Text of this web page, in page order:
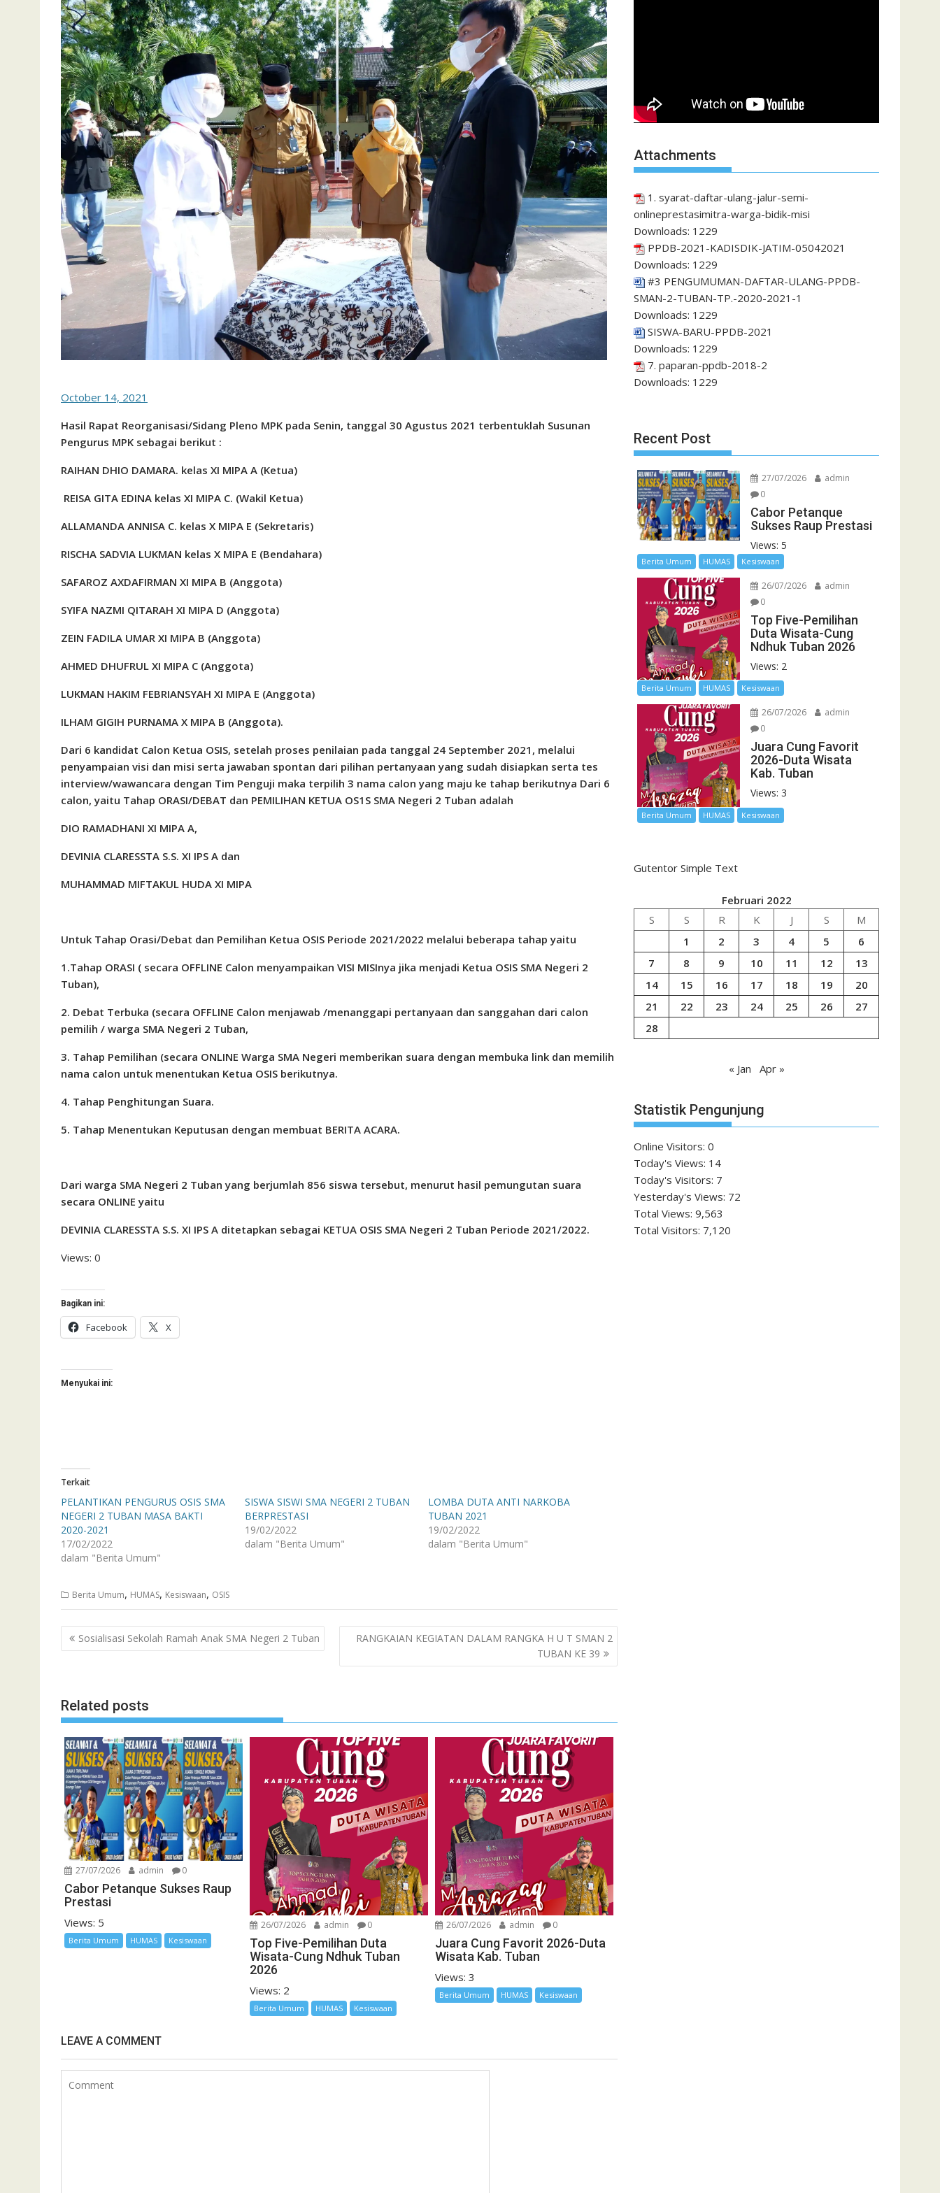
October 14, 2021
Hasil Rapat Reorganisasi/Sidang Pleno MPK pada Senin, tanggal 30 Agustus 2021 terbentuklah Susunan
Pengurus MPK sebagai berikut :
RAIHAN DHIO DAMARA. kelas XI MIPA A (Ketua)
REISA GITA EDINA kelas XI MIPA C. (Wakil Ketua)
ALLAMANDA ANNISA C. kelas X MIPA E (Sekretaris)
RISCHA SADVIA LUKMAN kelas X MIPA E (Bendahara)
SAFAROZ AXDAFIRMAN XI MIPA B (Anggota)
SYIFA NAZMI QITARAH XI MIPA D (Anggota)
ZEIN FADILA UMAR XI MIPA B (Anggota)
AHMED DHUFRUL XI MIPA C (Anggota)
LUKMAN HAKIM FEBRIANSYAH XI MIPA E (Anggota)
ILHAM GIGIH PURNAMA X MIPA B (Anggota).
Dari 6 kandidat Calon Ketua OSIS, setelah proses penilaian pada tanggal 24 September 2021, melalui
penyampaian visi dan misi serta jawaban spontan dari pilihan pertanyaan yang sudah disiapkan serta tes
interview/wawancara dengan Tim Penguji maka terpilih 3 nama calon yang maju ke tahap berikutnya Dari 6
calon, yaitu Tahap ORASI/DEBAT dan PEMILIHAN KETUA OS1S SMA Negeri 2 Tuban adalah
DIO RAMADHANI XI MIPA A,
DEVINIA CLARESSTA S.S. XI IPS A dan
MUHAMMAD MIFTAKUL HUDA XI MIPA
Untuk Tahap Orasi/Debat dan Pemilihan Ketua OSIS Periode 2021/2022 melalui beberapa tahap yaitu
1.Tahap ORASI ( secara OFFLINE Calon menyampaikan VISI MISInya jika menjadi Ketua OSIS SMA Negeri 2
Tuban),
2. Debat Terbuka (secara OFFLINE Calon menjawab /menanggapi pertanyaan dan sanggahan dari calon
pemilih / warga SMA Negeri 2 Tuban,
3. Tahap Pemilihan (secara ONLINE Warga SMA Negeri memberikan suara dengan membuka link dan memilih
nama calon untuk menentukan Ketua OSIS berikutnya.
4. Tahap Penghitungan Suara.
5. Tahap Menentukan Keputusan dengan membuat BERITA ACARA.
Dari warga SMA Negeri 2 Tuban yang berjumlah 856 siswa tersebut, menurut hasil pemungutan suara
secara ONLINE yaitu
DEVINIA CLARESSTA S.S. XI IPS A ditetapkan sebagai KETUA OSIS SMA Negeri 2 Tuban Periode 2021/2022.
Views: 0
Bagikan ini:
Facebook X
Menyukai ini:
Terkait
PELANTIKAN PENGURUS OSIS SMA
NEGERI 2 TUBAN MASA BAKTI
2020-2021
17/02/2022
dalam "Berita Umum"
SISWA SISWI SMA NEGERI 2 TUBAN
BERPRESTASI
19/02/2022
dalam "Berita Umum"
LOMBA DUTA ANTI NARKOBA
TUBAN 2021
19/02/2022
dalam "Berita Umum"
Berita Umum, HUMAS, Kesiswaan, OSIS
Navigasi
pos
Sosialisasi Sekolah Ramah Anak SMA Negeri 2 Tuban
RANGKAIAN KEGIATAN DALAM RANGKA H U T SMAN 2
TUBAN KE 39
Related posts
27/07/2026 admin 0
Cabor Petanque Sukses Raup
Prestasi
Views: 5
Berita Umum HUMAS Kesiswaan
26/07/2026 admin 0
Top Five-Pemilihan Duta
Wisata-Cung Ndhuk Tuban
2026
Views: 2
Berita Umum HUMAS Kesiswaan
26/07/2026 admin 0
Juara Cung Favorit 2026-Duta
Wisata Kab. Tuban
Views: 3
Berita Umum HUMAS Kesiswaan
LEAVE A COMMENT
Attachments
1. syarat-daftar-ulang-jalur-semi-
onlineprestasimitra-warga-bidik-misi
Downloads: 1229
PPDB-2021-KADISDIK-JATIM-05042021
Downloads: 1229
#3 PENGUMUMAN-DAFTAR-ULANG-PPDB-
SMAN-2-TUBAN-TP.-2020-2021-1
Downloads: 1229
SISWA-BARU-PPDB-2021
Downloads: 1229
7. paparan-ppdb-2018-2
Downloads: 1229
Recent Post
27/07/2026
admin
0
Cabor Petanque
Sukses Raup Prestasi
Views: 5
Berita Umum HUMAS Kesiswaan
26/07/2026
admin
0
Top Five-Pemilihan
Duta Wisata-Cung
Ndhuk Tuban 2026
Views: 2
Berita Umum HUMAS Kesiswaan
26/07/2026
admin
0
Juara Cung Favorit
2026-Duta Wisata
Kab. Tuban
Views: 3
Berita Umum HUMAS Kesiswaan
Gutentor Simple Text
Februari 2022
S
S R K J S
M
1
2 3 4 5
6
7
8 9 10 11 12
13
14
15 16 17 18 19
20
21
22 23 24 25 26
27
28
« Jan Apr »
Statistik Pengunjung
Online Visitors: 0
Today's Views: 14
Today's Visitors: 7
Yesterday's Views: 72
Total Views: 9,563
Total Visitors: 7,120